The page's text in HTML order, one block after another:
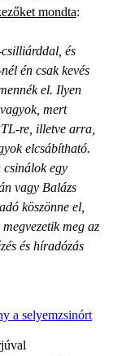
mondta:
és
én csak kevés
el. Ilyen
mert
re, illetve arra,
elcsábítható.
egy
vagy Balázs
köszönne el,
meg az
és híradózás
a selyemzsinórt